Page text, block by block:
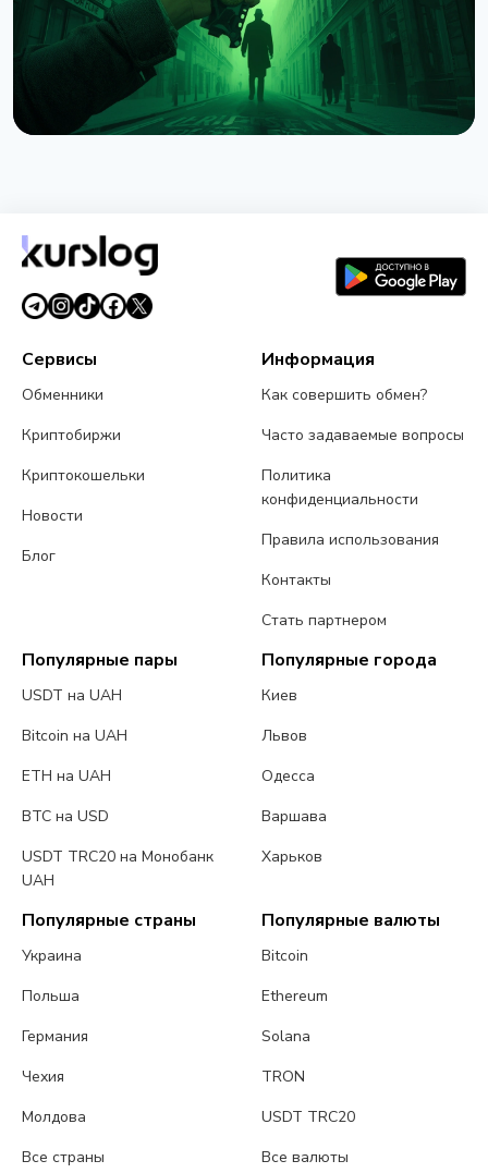
полгода
4 мин чтения
Сервисы
Обменники
Криптобиржи
Криптокошельки
Новости
Блог
Информация
Как совершить обмен?
Часто задаваемые вопросы
Политика
конфиденциальности
Правила использования
Контакты
Стать партнером
Популярные пары
USDT на UAH
Bitcoin на UAH
ETH на UAH
BTC на USD
USDT TRC20 на Монобанк
UAH
Популярные города
Киев
Львов
Одесса
Варшава
Харьков
Популярные страны
Украина
Польша
Германия
Чехия
Молдова
Все страны
Популярные валюты
Bitcoin
Ethereum
Solana
TRON
USDT TRC20
Все валюты